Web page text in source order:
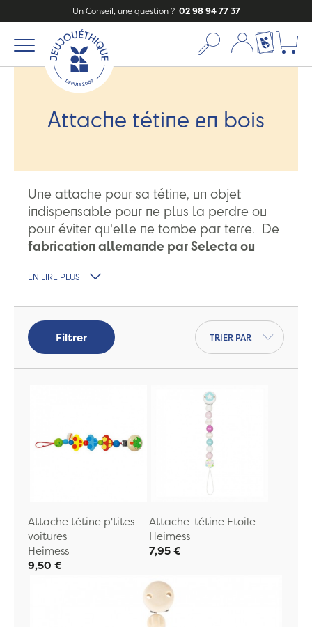
Un Conseil, une question ? 02 98 94 77 37
Mon compte
Ma liste
Attache tétine en bois
Une attache pour sa tétine, un objet
indispensable pour ne plus la perdre ou
pour éviter qu'elle ne tombe par terre. De
fabrication allemande par Selecta ou
fabriquées avec des
suce à la bouche, c'est pourquoi
Jeujouéthique opte pour des jouets sains
pour les jeunes enfants.
EN LIRE PLUS
Filtrer
Trier par
Attache tétine p'tites
voitures
Heimess
9,50 €
Attache-tétine Etoile
Heimess
7,95 €